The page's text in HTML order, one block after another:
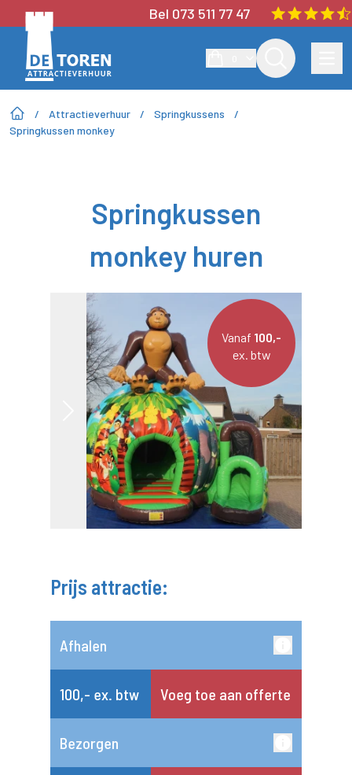
Bel 073 511 77 47
/ Attractieverhuur / Springkussens
/
Springkussen monkey
Springkussen
monkey huren
Vanaf 100,-
ex. btw
Prijs attractie:
Afhalen
100,- ex. btw Voeg toe aan offerte
Bezorgen